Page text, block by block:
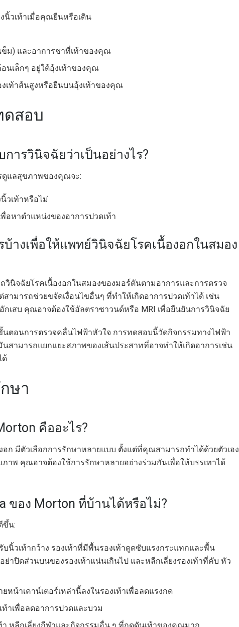
นิ้วเท้าเมื่อคุณยืนหรือเดิน
ข็ม) และอาการชาที่เท้าของคุณ
นเล็กๆ อยู่ใต้อุ้งเท้าของคุณ
เท้าส้นสูงหรือยืนบนอุ้งเท้าของคุณ
ดสอบ
ารวินิจฉัยว่าเป็นอย่างไร?
ดูแลสุขภาพของคุณจะ:
วเท้าหรือไม่
อหาตำแหน่งของอาการปวดเท้า
างเพื่อให้แพทย์วินิจฉัยโรคเนื้องอกในสมอง
นิจฉัยโรคเนื้องอกในสมองของมอร์ตันตามอาการและการตรวจ
สามารถช่วยขจัดเงื่อนไขอื่นๆ ที่ทำให้เกิดอาการปวดเท้าได้ เช่น
เสบ คุณอาจต้องใช้อัลตราซาวนด์หรือ MRI เพื่อยืนยันการวินิจฉัย
ตอนการตรวจคลื่นไฟฟ้าหัวใจ การทดสอบนี้วัดกิจกรรมทางไฟฟ้า
สามารถแยกแยะสภาพของเส้นประสาทที่อาจทำให้เกิดอาการเช่น
ด้
ษา
คืออะไร?
ก มีตัวเลือกการรักษาหลายแบบ ตั้งแต่ที่คุณสามารถทำได้ด้วยตัวเอง
าพ คุณอาจต้องใช้การรักษาหลายอย่างร่วมกันเพื่อให้บรรเทาได้
ของ Morton ที่บ้านได้หรือไม่?
ขึ้น:
บนิ้วเท้ากว้าง รองเท้าที่มีพื้นรองเท้าดูดซับแรงกระแทกและพื้น
ย่าปิดส่วนบนของรองเท้าแน่นเกินไป และหลีกเลี่ยงรองเท้าที่คับ หัว
หน้าเคาน์เตอร์เหล่านี้ลงในรองเท้าเพื่อลดแรงกด
าเพื่อลดอาการปวดและบวม